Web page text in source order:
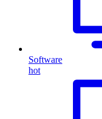
Software
hot